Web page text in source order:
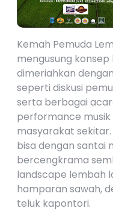
Kemah Pemuda
mengusung
dimeriahkan
seperti diskusi
serta berbagai
performance
masyarakat
bisa dengan santai
bercengkrama
landscape lembah
hamparan sawah,
teluk kapontori.